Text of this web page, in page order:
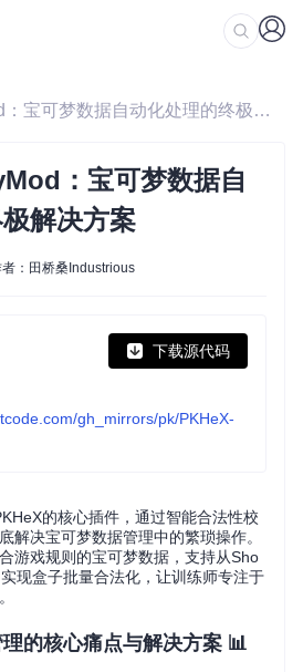
/ AutoLegalityMod：宝可梦数据自动化处理的终极解决方案
：宝可梦数据自
解决方案
者：田桥桑Industrious
下载源代码
gh_mirrors/pk/PKHeX-
的核心插件，通过智能合法性校
解决宝可梦数据管理中的繁琐操作。
游戏规则的宝可梦数据，支持从Sho
现盒子批量合法化，让训练师专注于
的核心痛点与解决方案 📊